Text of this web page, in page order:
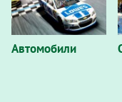
Автомобили